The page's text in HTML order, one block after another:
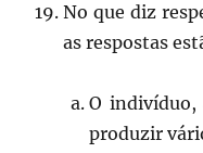
No que diz
as respostas
O indivíduo,
produzir